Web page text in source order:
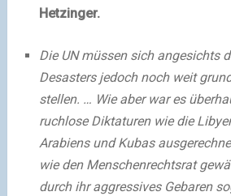
Hetzinger.
Die UN müssen sich angesichts
Desasters jedoch noch weit
stellen. … Wie aber war es
ruchloseDiktaturen wie die
Arabiens und Kubas
wie den Menschenrechtsrat
durch ihr aggressives Gebaren